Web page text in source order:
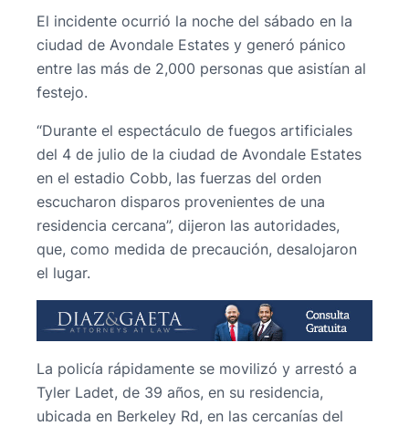
El incidente ocurrió la noche del sábado en la
ciudad de Avondale Estates y generó pánico
entre las más de 2,000 personas que asistían al
festejo.
“Durante el espectáculo de fuegos artificiales
del 4 de julio de la ciudad de Avondale Estates
en el estadio Cobb, las fuerzas del orden
escucharon disparos provenientes de una
residencia cercana”, dijeron las autoridades,
que, como medida de precaución, desalojaron
el lugar.
La policía rápidamente se movilizó y arrestó a
Tyler Ladet, de 39 años, en su residencia,
ubicada en Berkeley Rd, en las cercanías del